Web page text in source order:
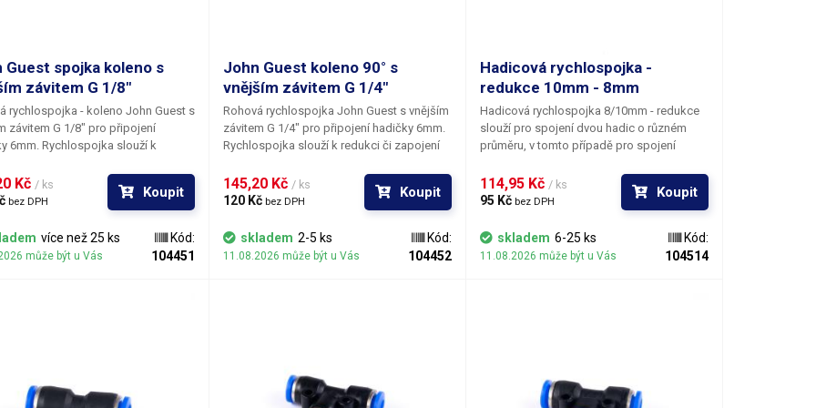
Guest spojka koleno s
závitem G 1/8"
rychlospojka - koleno John Guest s
závitem G 1/8" pro připojení
6mm.
závitem G 1/8", spojka disponuje
3mm pro uchycení spojky k
vzduchu a některých typů plynů.
Kč / ks
bez DPH
Koupit
více než 25 ks
může být u Vás
Kód:
104451
John Guest koleno 90° s
vnějším závitem G 1/4"
Rohová rychlospojka John Guest s vnějším
závitem G 1/4" pro připojení hadičky 6mm.
Rychlospojka slouží k redukci či zapojení
1/4", spojka disponuje otvorem 3mm pro
uchycení spojky k přístroji. Produkt slouží
výhradně pro distribuci vzduchu a
145,20 Kč / ks
120 Kč bez DPH
Koupit
skladem 2-5 ks
11.08.2026 může být u Vás
Kód:
104452
Hadicová rychlospojka -
redukce 10mm - 8mm
Hadicová rychlospojka 8/10mm - redukce
slouží pro spojení dvou hadic o různém
průměru, v tomto případě pro spojení
vnějším průměru 10mm. Pomocí plastové
rychlospojky vytvoříte během okamžiku
vzduchotěsný, ale zároveň snadno
rozebíratelný spoj bez použití nářadí, čí
těsnících pásek. Rychlospojky se používají
zejména při spojování PE, PUR, PU či PA
114,95 Kč / ks
95 Kč bez DPH
Koupit
skladem 6-25 ks
11.08.2026 může být u Vás
Kód:
104514